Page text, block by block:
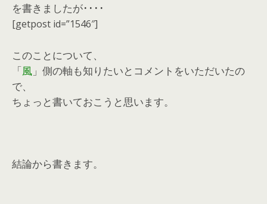
を書きましたが････
[getpost id=”1546″]
このことについて、
「風 」側の軸も知りたいとコメントをいただいたの
で、
ちょっと書いておこうと思います。
結論から書きます。